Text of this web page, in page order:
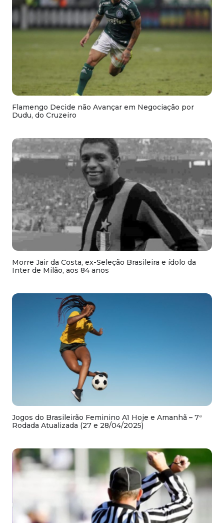
Flamengo Decide não Avançar em Negociação por
Dudu, do Cruzeiro
Morre Jair da Costa, ex-Seleção Brasileira e ídolo da
Inter de Milão, aos 84 anos
Jogos do Brasileirão Feminino A1 Hoje e Amanhã – 7ª
Rodada Atualizada (27 e 28/04/2025)